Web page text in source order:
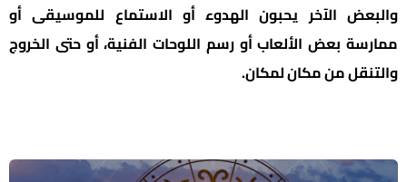
والبعض الآخر يحبون الهدوء أو الاستماع للموسيقى أو
ممارسة بعض الألعاب أو رسم اللوحات الفنية، أو حتى الخروج
والتنقل من مكان لمكان.